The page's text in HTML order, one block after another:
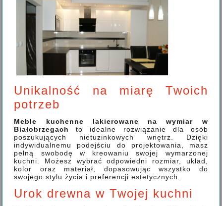
Unikalność na miarę Twoich
potrzeb
Meble kuchenne lakierowane na wymiar w
Białobrzegach
to idealne rozwiązanie dla osób
poszukujących nietuzinkowych wnętrz. Dzięki
indywidualnemu podejściu do projektowania, masz
pełną swobodę w kreowaniu swojej wymarzonej
kuchni. Możesz wybrać odpowiedni rozmiar, układ,
kolor oraz materiał, dopasowując wszystko do
swojego stylu życia i preferencji estetycznych.
Urok drewna w Twojej kuchni